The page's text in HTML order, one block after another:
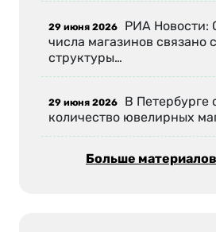
29 июня 2026 РИА Новости:
числа магазинов связано
структуры…
29 июня 2026 В Петербурге
количество ювелирных
Больше